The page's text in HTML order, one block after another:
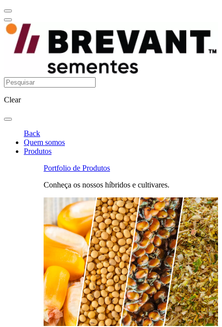
Clear
Back
Quem somos
Produtos
Portfolio de Produtos
Conheça os nossos híbridos e cultivares.